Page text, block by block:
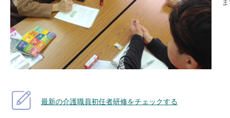
最新の介護職員初任者研修をチェックする